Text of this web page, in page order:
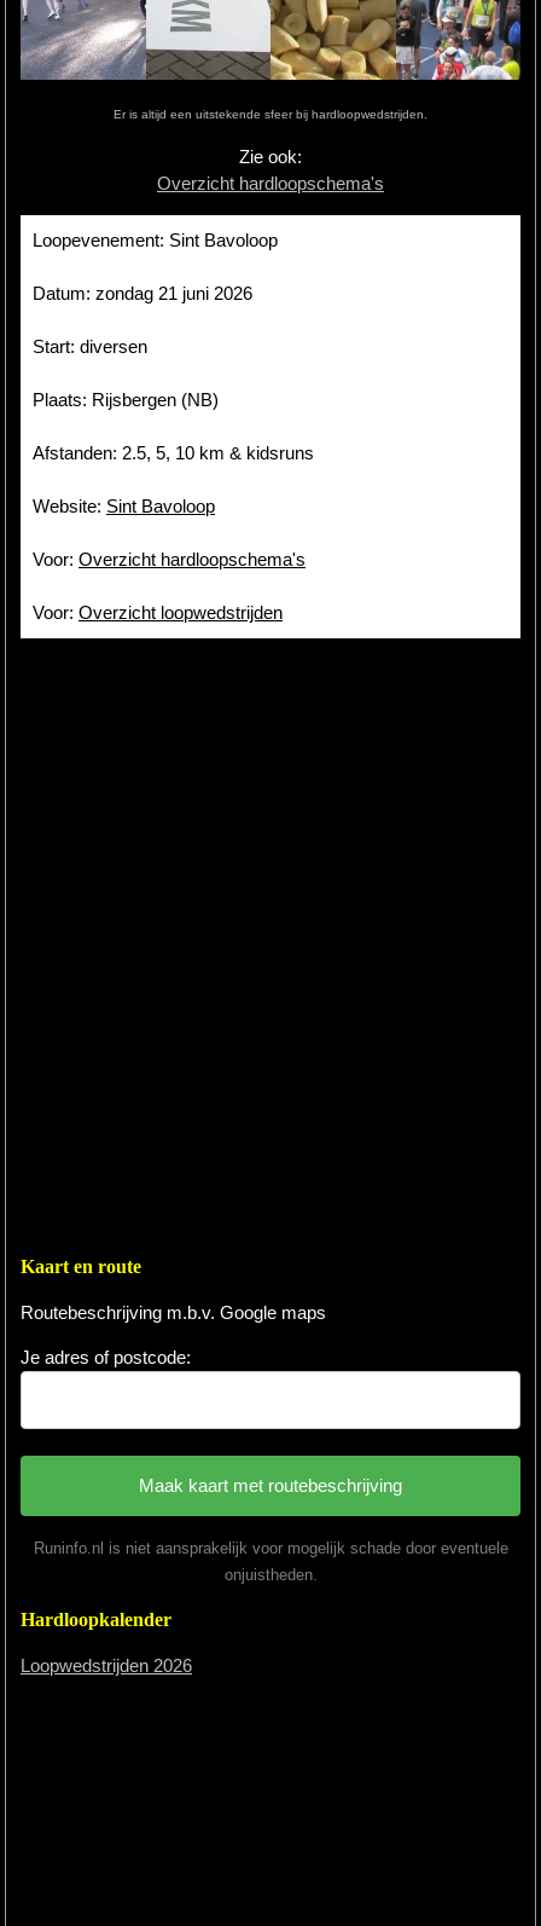
Hardlopen
Site
Er is altijd een uitstekende sfeer bij hardloopwedstrijden.
Zie ook:
Overzicht hardloopschema's
Loopevenement: Sint Bavoloop
Datum: zondag 21 juni 2026
Start: diversen
Plaats: Rijsbergen (NB)
Afstanden: 2.5, 5, 10 km & kidsruns
Website: Sint Bavoloop
Voor: Overzicht hardloopschema's
Voor: Overzicht loopwedstrijden
Kaart en route
Routebeschrijving m.b.v. Google maps
Je adres of postcode:
Runinfo.nl is niet aansprakelijk voor mogelijk schade door eventuele
onjuistheden.
Hardloopkalender
Loopwedstrijden 2026